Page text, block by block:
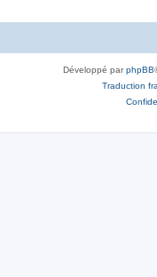
Développé parphpBB
Traduction